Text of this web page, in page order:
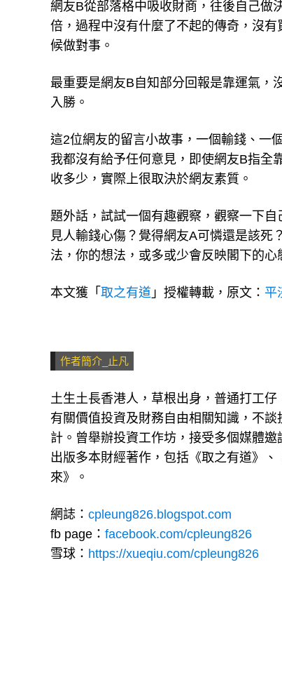
網友B從部落格中吸收財商，往後自己做
倍，過程中沒有什麼了不起的傳奇，沒
候做對事。
最重要是網友B自知部分回報是靠運氣，
入勝。
這2位網友的留言小故事，一個輸錢、一
我都沒有給予任何意見，即使網友B指全
收多少，實際上很取決於網友素質。
題外話，試試一個有趣觀察，觀察一下
見人輸錢心傷？覺得網友A可憐還是該死
法，你的想法，或多或少會反映閣下的心
本文獲「 取之有道 」授權轉載，原文： 平
作者簡介_止凡
土生土長香港人，草根出身，普通打工
有關價值投資及財務自由相關知識，不
計。曾舉辦投資工作坊，接受多個媒體
出版多本財經著作，包括《取之有道》
來》。
網誌： cpleung826.blogspot.com
fb page： facebook.com/cpleung826
雪球： https://xueqiu.com/cpleung826